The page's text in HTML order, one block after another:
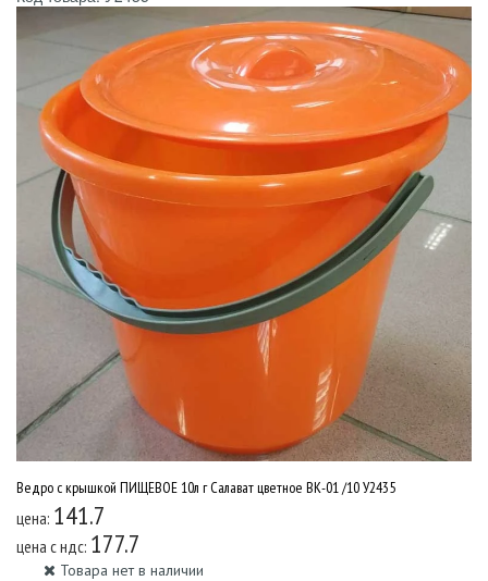
Ведро с крышкой ПИЩЕВОЕ 10л г Салават цветное ВК-01 /10 У2435
цена: 141.7
цена c ндс: 177.7
Товара нет в наличии